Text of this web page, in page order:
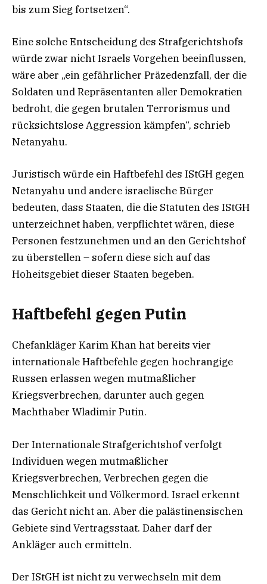
bis zum Sieg fortsetzen“.
Eine solche Entscheidung des Strafgerichtshofs
würde zwar nicht Israels Vorgehen beeinflussen,
wäre aber „ein gefährlicher Präzedenzfall, der die
Soldaten und Repräsentanten aller Demokratien
bedroht, die gegen brutalen Terrorismus und
rücksichtslose Aggression kämpfen“, schrieb
Netanyahu.
Juristisch würde ein Haftbefehl des IStGH gegen
Netanyahu und andere israelische Bürger
bedeuten, dass Staaten, die die Statuten des IStGH
unterzeichnet haben, verpflichtet wären, diese
Personen festzunehmen und an den Gerichtshof
zu überstellen – sofern diese sich auf das
Hoheitsgebiet dieser Staaten begeben.
Haftbefehl gegen Putin
Chefankläger Karim Khan hat bereits vier
internationale Haftbefehle gegen hochrangige
Russen erlassen wegen mutmaßlicher
Kriegsverbrechen, darunter auch gegen
Machthaber Wladimir Putin.
Der Internationale Strafgerichtshof verfolgt
Individuen wegen mutmaßlicher
Kriegsverbrechen, Verbrechen gegen die
Menschlichkeit und Völkermord. Israel erkennt
das Gericht nicht an. Aber die palästinensischen
Gebiete sind Vertragsstaat. Daher darf der
Ankläger auch ermitteln.
Der IStGH ist nicht zu verwechseln mit dem